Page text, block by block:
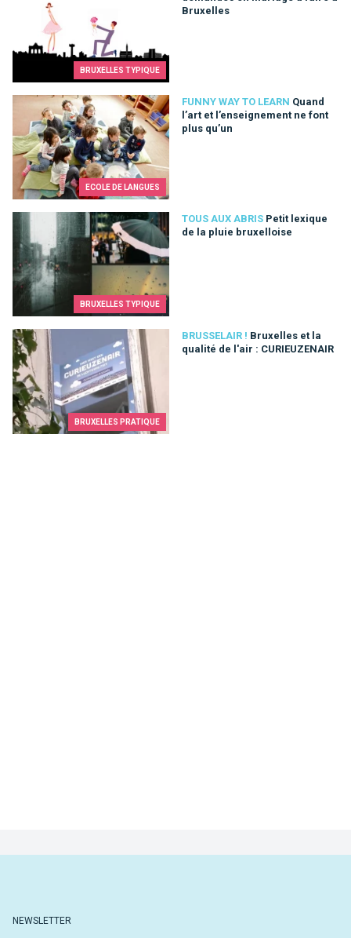
BRUXELLES TYPIQUE
Bruxelles
ECOLE DE LANGUES
FUNNY WAY TO LEARN Quand
l’art et l’enseignement ne font
plus qu’un
Quand l’art et l’enseignement ne font plus qu’un
BRUXELLES TYPIQUE
TOUS AUX ABRIS Petit lexique
de la pluie bruxelloise
Petit lexique de la pluie bruxelloise
BRUXELLES PRATIQUE
BRUSSELAIR ! Bruxelles et la
qualité de l'air : CURIEUZENAIR
Bruxelles et la qualité de l'air : CURIEUZENAIR
NEWSLETTER